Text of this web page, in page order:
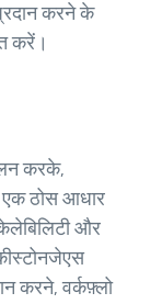
करने के
करें।
करके,
एक ठोस आधार
और
करने, वर्कफ़्लो